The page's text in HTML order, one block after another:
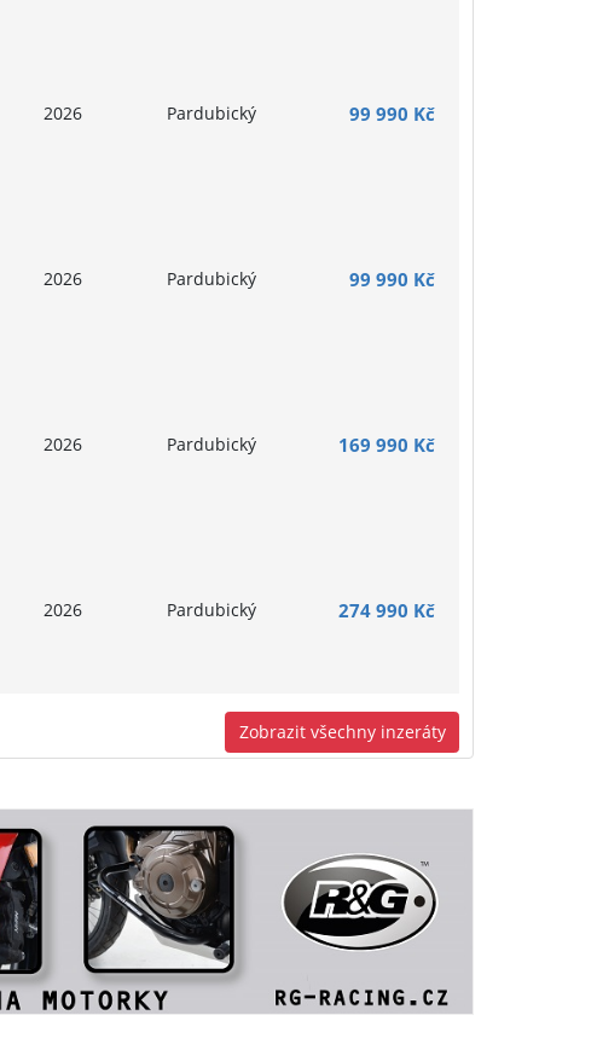
2026 Pardubický 99 990 Kč
2026 Pardubický 99 990 Kč
2026 Pardubický 169 990 Kč
2026 Pardubický 274 990 Kč
Zobrazit všechny inzeráty